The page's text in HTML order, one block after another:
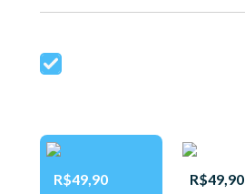
R$49,90
R$49,90